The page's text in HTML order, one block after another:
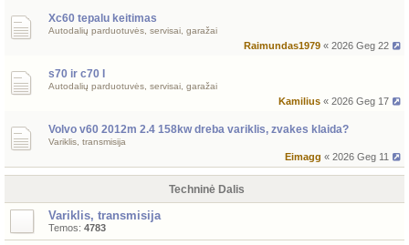
Xc60 tepalu keitimas
Autodalių parduotuvės, servisai, garažai
Raimundas1979 « 2026 Geg 22
s70 ir c70 I
Autodalių parduotuvės, servisai, garažai
Kamilius « 2026 Geg 17
Volvo v60 2012m 2.4 158kw dreba variklis, zvakes klaida?
Variklis, transmisija
Eimagg « 2026 Geg 11
Techninė Dalis
Variklis, transmisija
Temos: 4783